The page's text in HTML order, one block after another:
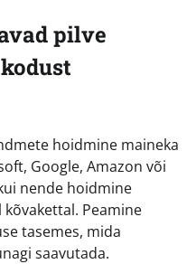
pilve
hoidmine maineka
Google, Amazon või
nende hoidmine
Peamine
tasemes, mida
saavutada.